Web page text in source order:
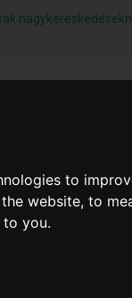
to
website,to
to you.